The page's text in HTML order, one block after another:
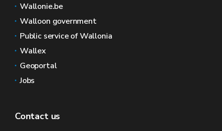
Wallonie.be
Walloon government
Public service of Wallonia
Wallex
Geoportal
Jobs
Contact us